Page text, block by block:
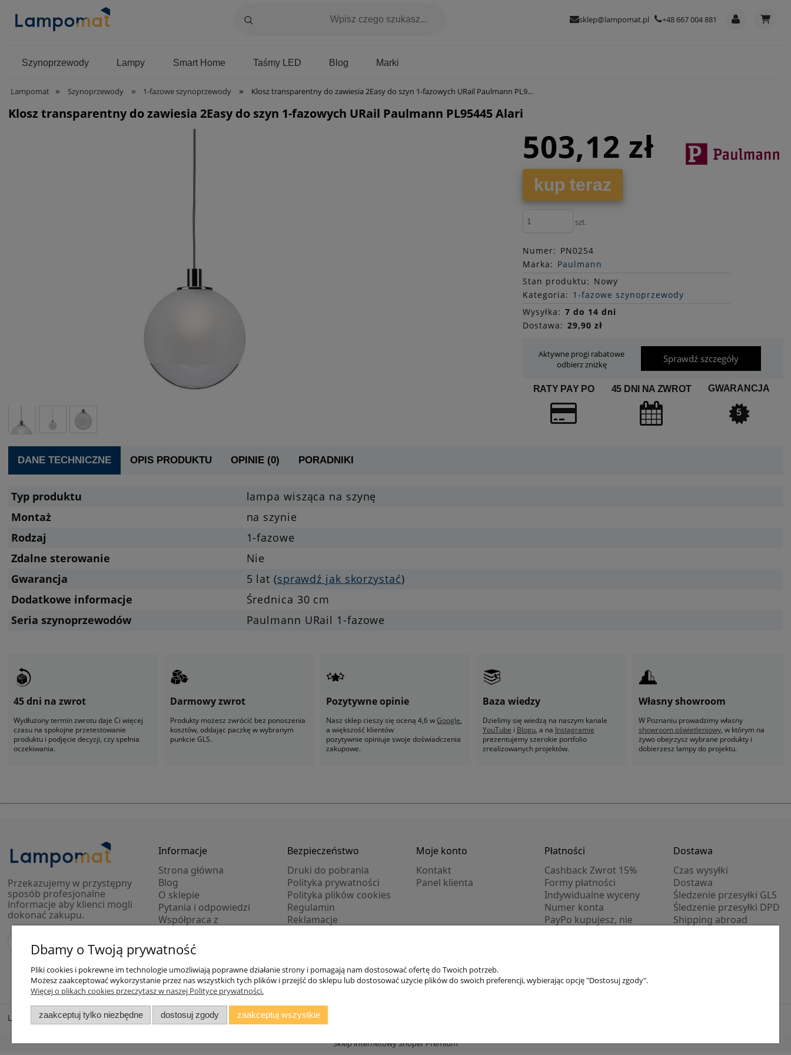
sklep@lampomat.pl +48 667 004 881
Szynoprzewody Lampy Smart Home Blog
Taśmy LED Marki
Lampomat » Szynoprzewody » 1-fazowe szynoprzewody » Klosz transparentny do zawiesia 2Easy do szyn 1-fazowych URail Paulmann PL95445 Alari
Klosz transparentny do zawiesia 2Easy do szyn 1-fazowych URail Paulmann PL95445 Alari
503,12 zł
kup teraz
szt.
Numer: PN0254
Marka: Paulmann
Stan produktu: Nowy
Kategoria: 1-fazowe szynoprzewody
Wysyłka: 7 do 14 dni
Dostawa: 29,90 zł
Aktywne progi rabatowe
odbierz zniżkę
Sprawdź szczegóły
RATY PAY PO 45 DNI NA ZWROT GWARANCJA
5
DANE TECHNICZNE OPIS PRODUKTU OPINIE (0) PORADNIKI
Typ produktu
lampa wisząca na szynę
Montaż
na szynie
Rodzaj
1-fazowe
Zdalne sterowanie
Nie
Gwarancja
5 lat (sprawdź jak skorzystać)
Dodatkowe informacje
Średnica 30 cm
Seria szynoprzewodów
Paulmann URail 1-fazowe
45 dni na zwrot
Wydłużony termin zwrotu daje Ci więcej
czasu na spokojne przetestowanie
produktu i podjęcie decyzji, czy spełnia
oczekiwania.
Darmowy zwrot
Produkty możesz zwrócić bez ponoszenia
kosztów, oddając paczkę w wybranym
punkcie GLS.
Pozytywne opinie
Nasz sklep cieszy się oceną 4,6 wGoogle,
a większość klientów
pozytywnie opiniuje swoje doświadczenia
zakupowe.
Baza wiedzy
Dzielimy się wiedzą na naszym kanale
YouTube i Blogu, a na Instagramie
prezentujemy szerokie portfolio
zrealizowanych projektów.
Własny showroom
W Poznaniu prowadzimy własny
showroom oświetleniowy, w którym na
żywo obejrzysz wybrane produkty i
dobierzesz lampy do projektu.
Przekazujemy w przystępny
sposób profesjonalne
informacje aby klienci mogli
dokonać zakupu.
Informacje
Strona główna
Blog
O sklepie
Pytania i odpowiedzi
Współpraca z
Modele 3D lamp
Outlet
Bezpieczeństwo
Druki do pobrania
Polityka prywatności
Polityka plików cookies
Regulamin
Reklamacje
Moje konto
Kontakt
Panel klienta
Płatności
Cashback Zwrot 15%
Formy płatności
Indywidualne wyceny
Numer konta
PayPo kupujesz, nie
Dostawa
Czas wysyłki
Dostawa
Śledzenie przesyłki GLS
Śledzenie przesyłki DPD
Shipping abroad
Zarejestruj się/Zaloguj się
Lampomat 2017 - 2026
Sklep internetowy Shoper Premium
Dbamy o Twoją prywatność
Pliki cookies i pokrewne im technologie umożliwiają poprawne działanie strony i pomagają nam dostosować ofertę do Twoich potrzeb.
Możesz zaakceptować wykorzystanie przez nas wszystkich tych plików i przejść do sklepu lub dostosować użycie plików do swoich preferencji, wybierając opcję "Dostosuj zgody".
Więcej o plikach cookies przeczytasz w naszej Polityce prywatności.
zaakceptuj tylko niezbędne dostosuj zgody zaakceptuj wszystkie